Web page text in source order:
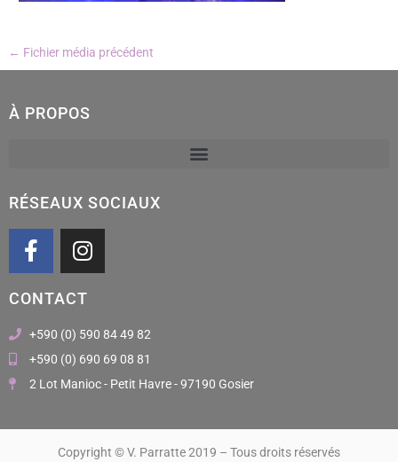
← Fichier média précédent
À PROPOS
RÉSEAUX SOCIAUX
F
a
e
b
o
o
k
I
n
t
a
g
r
a
CONTACT
+590 (0) 590 84 49 82
+590 (0) 690 69 08 81
2 Lot Manioc - Petit Havre - 97190 Gosier
Copyright © V. Parratte 2019 – Tous droits réservés